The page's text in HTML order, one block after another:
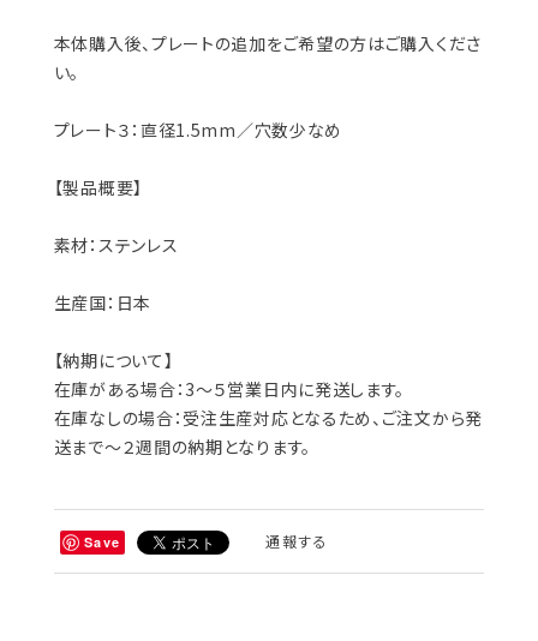
本体購入後、プレートの追加をご希望の方はご購入くださ
い。
プレート３：直径1.5mm／穴数少なめ
【製品概要】
素材：ステンレス
生産国：日本
【納期について】
在庫がある場合：3～５営業日内に発送します。
在庫なしの場合：受注生産対応となるため、ご注文から発
送まで～２週間の納期となります。
Save 通報する